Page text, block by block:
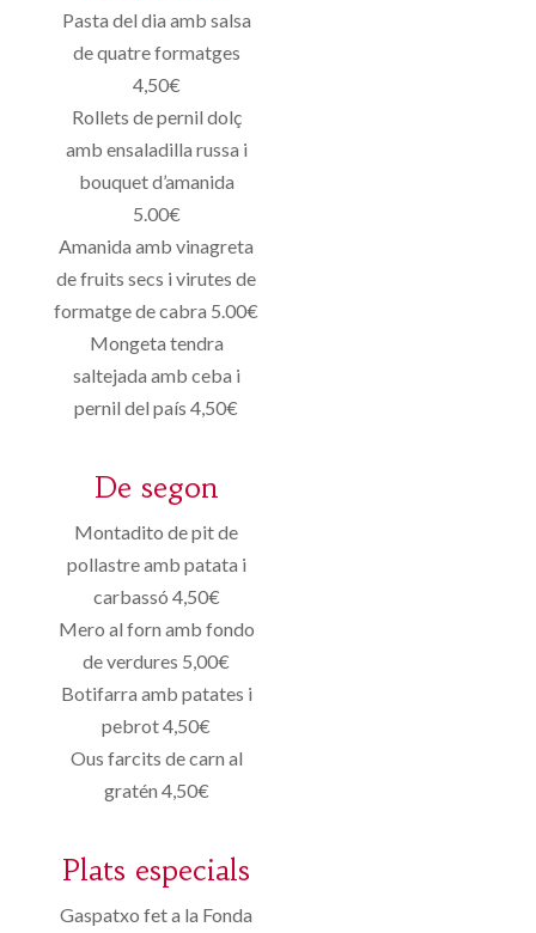
Pasta del dia amb salsa
de quatre formatges
4,50€
Rollets de pernil dolç
amb ensaladilla russa i
bouquet d’amanida
5.00€
Amanida amb vinagreta
de fruits secs i virutes de
formatge de cabra 5.00€
Mongeta tendra
saltejada amb ceba i
pernil del país 4,50€
De segon
Montadito de pit de
pollastre amb patata i
carbassó 4,50€
Mero al forn amb fondo
de verdures 5,00€
Botifarra amb patates i
pebrot 4,50€
Ous farcits de carn al
gratén 4,50€
Plats especials
Gaspatxo fet a la Fonda